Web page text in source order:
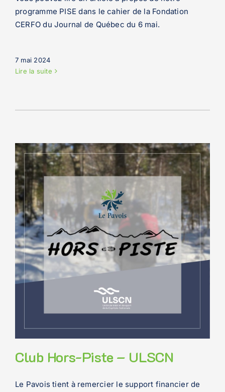
programme PISE dans le cahier de la Fondation
CERFO du Journal de Québec du 6 mai.
7 mai 2024
Lire la suite
Club Hors-Piste – ULSCN
Le Pavois tient à remercier le support financier de